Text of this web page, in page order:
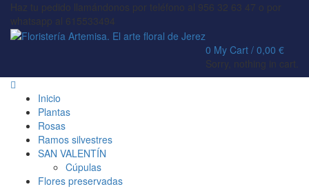
Haz tu pedido llamándonos por teléfono al 956 32 63 47 o por
whatsapp al 615533494
0 My Cart / 0,00 €
Sorry, nothing in cart.
Inicio
Plantas
Rosas
Ramos silvestres
SAN VALENTÍN
Cúpulas
Flores preservadas